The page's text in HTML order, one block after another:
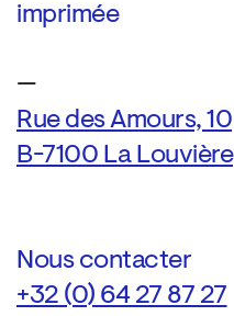
imprimée
—
Rue des Amours, 10
B-7100 La Louvière
Nous contacter
+32 (0) 64 27 87 27